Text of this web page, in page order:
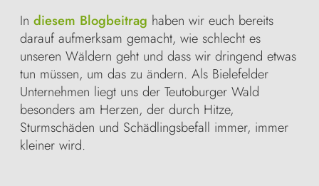
In diesem Blogbeitrag haben wir euch bereits
darauf aufmerksam gemacht, wie schlecht es
unseren Wäldern geht und dass wir dringend etwas
tun müssen, um das zu ändern. Als Bielefelder
Unternehmen liegt uns der Teutoburger Wald
besonders am Herzen, der durch Hitze,
Sturmschäden und Schädlingsbefall immer, immer
kleiner wird.